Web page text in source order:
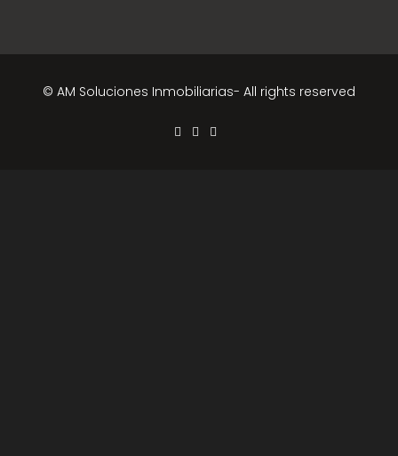
© AM Soluciones Inmobiliarias- All rights reserved